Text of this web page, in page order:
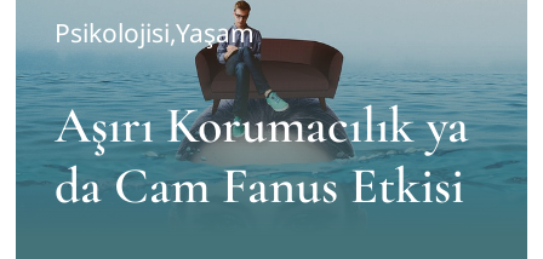
İletişim
Psikolojisi,Yaşam
Aşırı Korumacılık ya
da Cam Fanus Etkisi